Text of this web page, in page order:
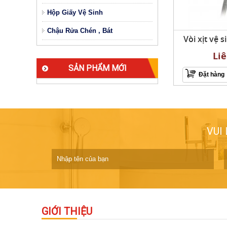
Hộp Giấy Vệ Sinh
Chậu Rửa Chén , Bát
SẢN PHẨM MỚI
Vòi xịt vệ
Đặt hàng
VUI
GIỚI THIỆU